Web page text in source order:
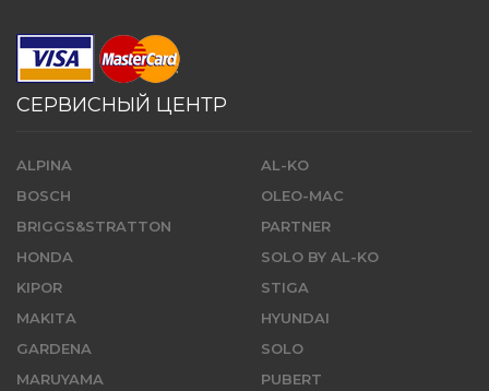
СЕРВИСНЫЙ ЦЕНТР
ALPINA
BOSCH
BRIGGS&STRATTON
HONDA
KIPOR
MAKITA
GARDENA
MARUYAMA
AL-KO
OLEO-MAC
PARTNER
SOLO BY AL-KO
STIGA
HYUNDAI
SOLO
PUBERT